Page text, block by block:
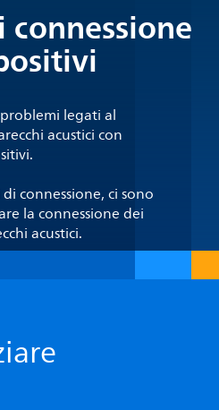
legati al
acustici con
connessione, ci sono
la connessione dei
acustici.